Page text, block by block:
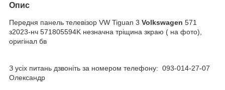
Опис
Передня панель телевізор VW Tiguan 3 Volkswagen 571
з2023-нч 571805594K незначна тріщина зкраю ( на фото),
оригінал бв
З усіх питань дзвоніть за номером телефону: 093-014-27-07
Олександр